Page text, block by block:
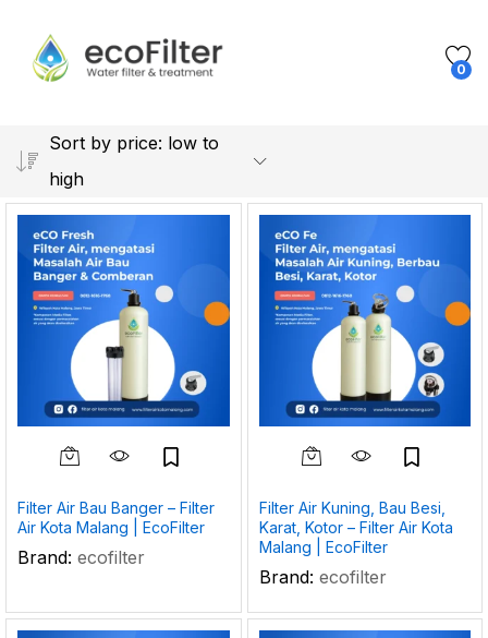
0
Sort by price: low to
high
Filter Air Bau Banger – Filter
Air Kota Malang | EcoFilter
Brand: ecofilter
Filter Air Kuning, Bau Besi,
Karat, Kotor – Filter Air Kota
Malang | EcoFilter
Brand: ecofilter